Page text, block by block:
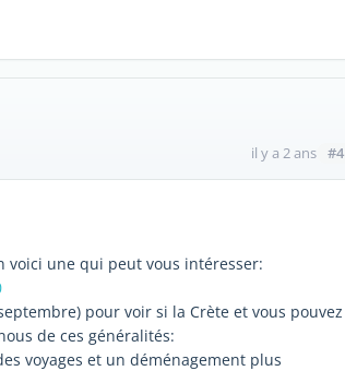
il y a 2 ans #4
voici une qui peut vous intéresser:
pour voir si la Crète et vous pouvez
de ces généralités:
voyages et un déménagement plus